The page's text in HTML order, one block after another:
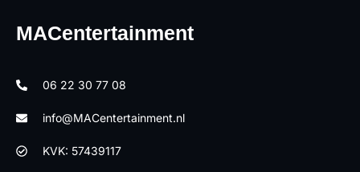
MACentertainment
06 22 30 77 08
info@MACentertainment.nl
KVK: 57439117